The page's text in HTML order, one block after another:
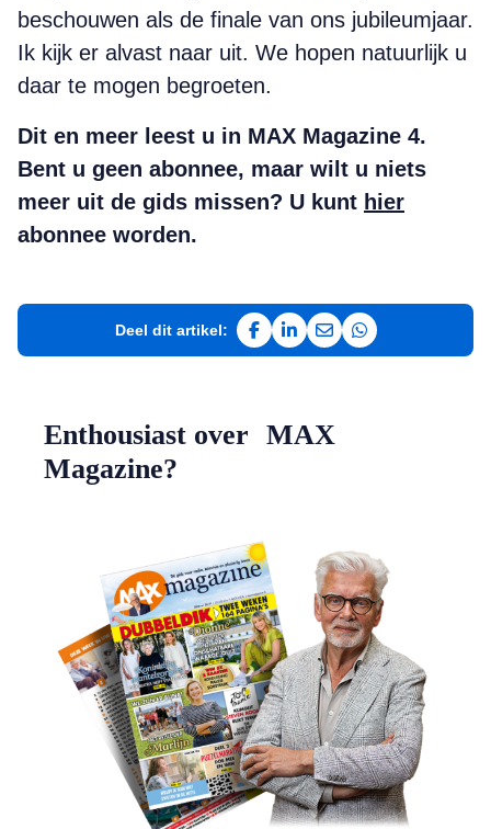
beschouwen als de finale van ons jubileumjaar.
Ik kijk er alvast naar uit. We hopen natuurlijk u
daar te mogen begroeten.
Dit en meer leest u in MAX Magazine 4.
Bent u geen abonnee, maar wilt u niets
meer uit de gids missen? U kunt hier
abonnee worden.
Deel dit artikel:
Deel op Facebook
Deel op LinkedIn
Deel via e-mail
Deel via
Enthousiast over MAX
Magazine?